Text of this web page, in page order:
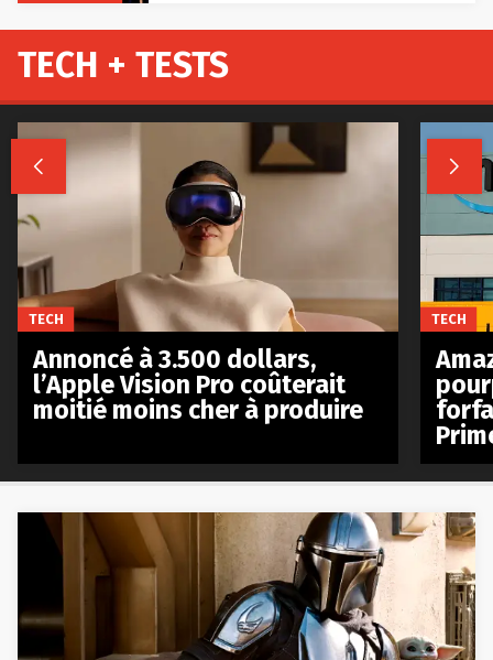
TECH + TESTS
 
TECH
Annoncé à 3.500 dollars,
l’Apple Vision Pro coûterait
moitié moins cher à produire
TECH